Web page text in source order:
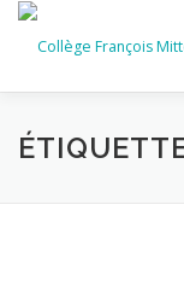
Aller
contenu
ACCUEIL